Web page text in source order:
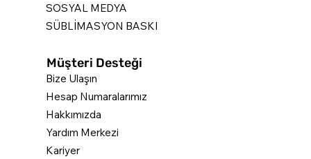
Bize Ulaşın
Hesap Numaralarımız
Hakkımızda
Yardım Merkezi
Kariyer
Müşteri Desteği
SOSYAL MEDYA
SÜBLİMASYON BASKI